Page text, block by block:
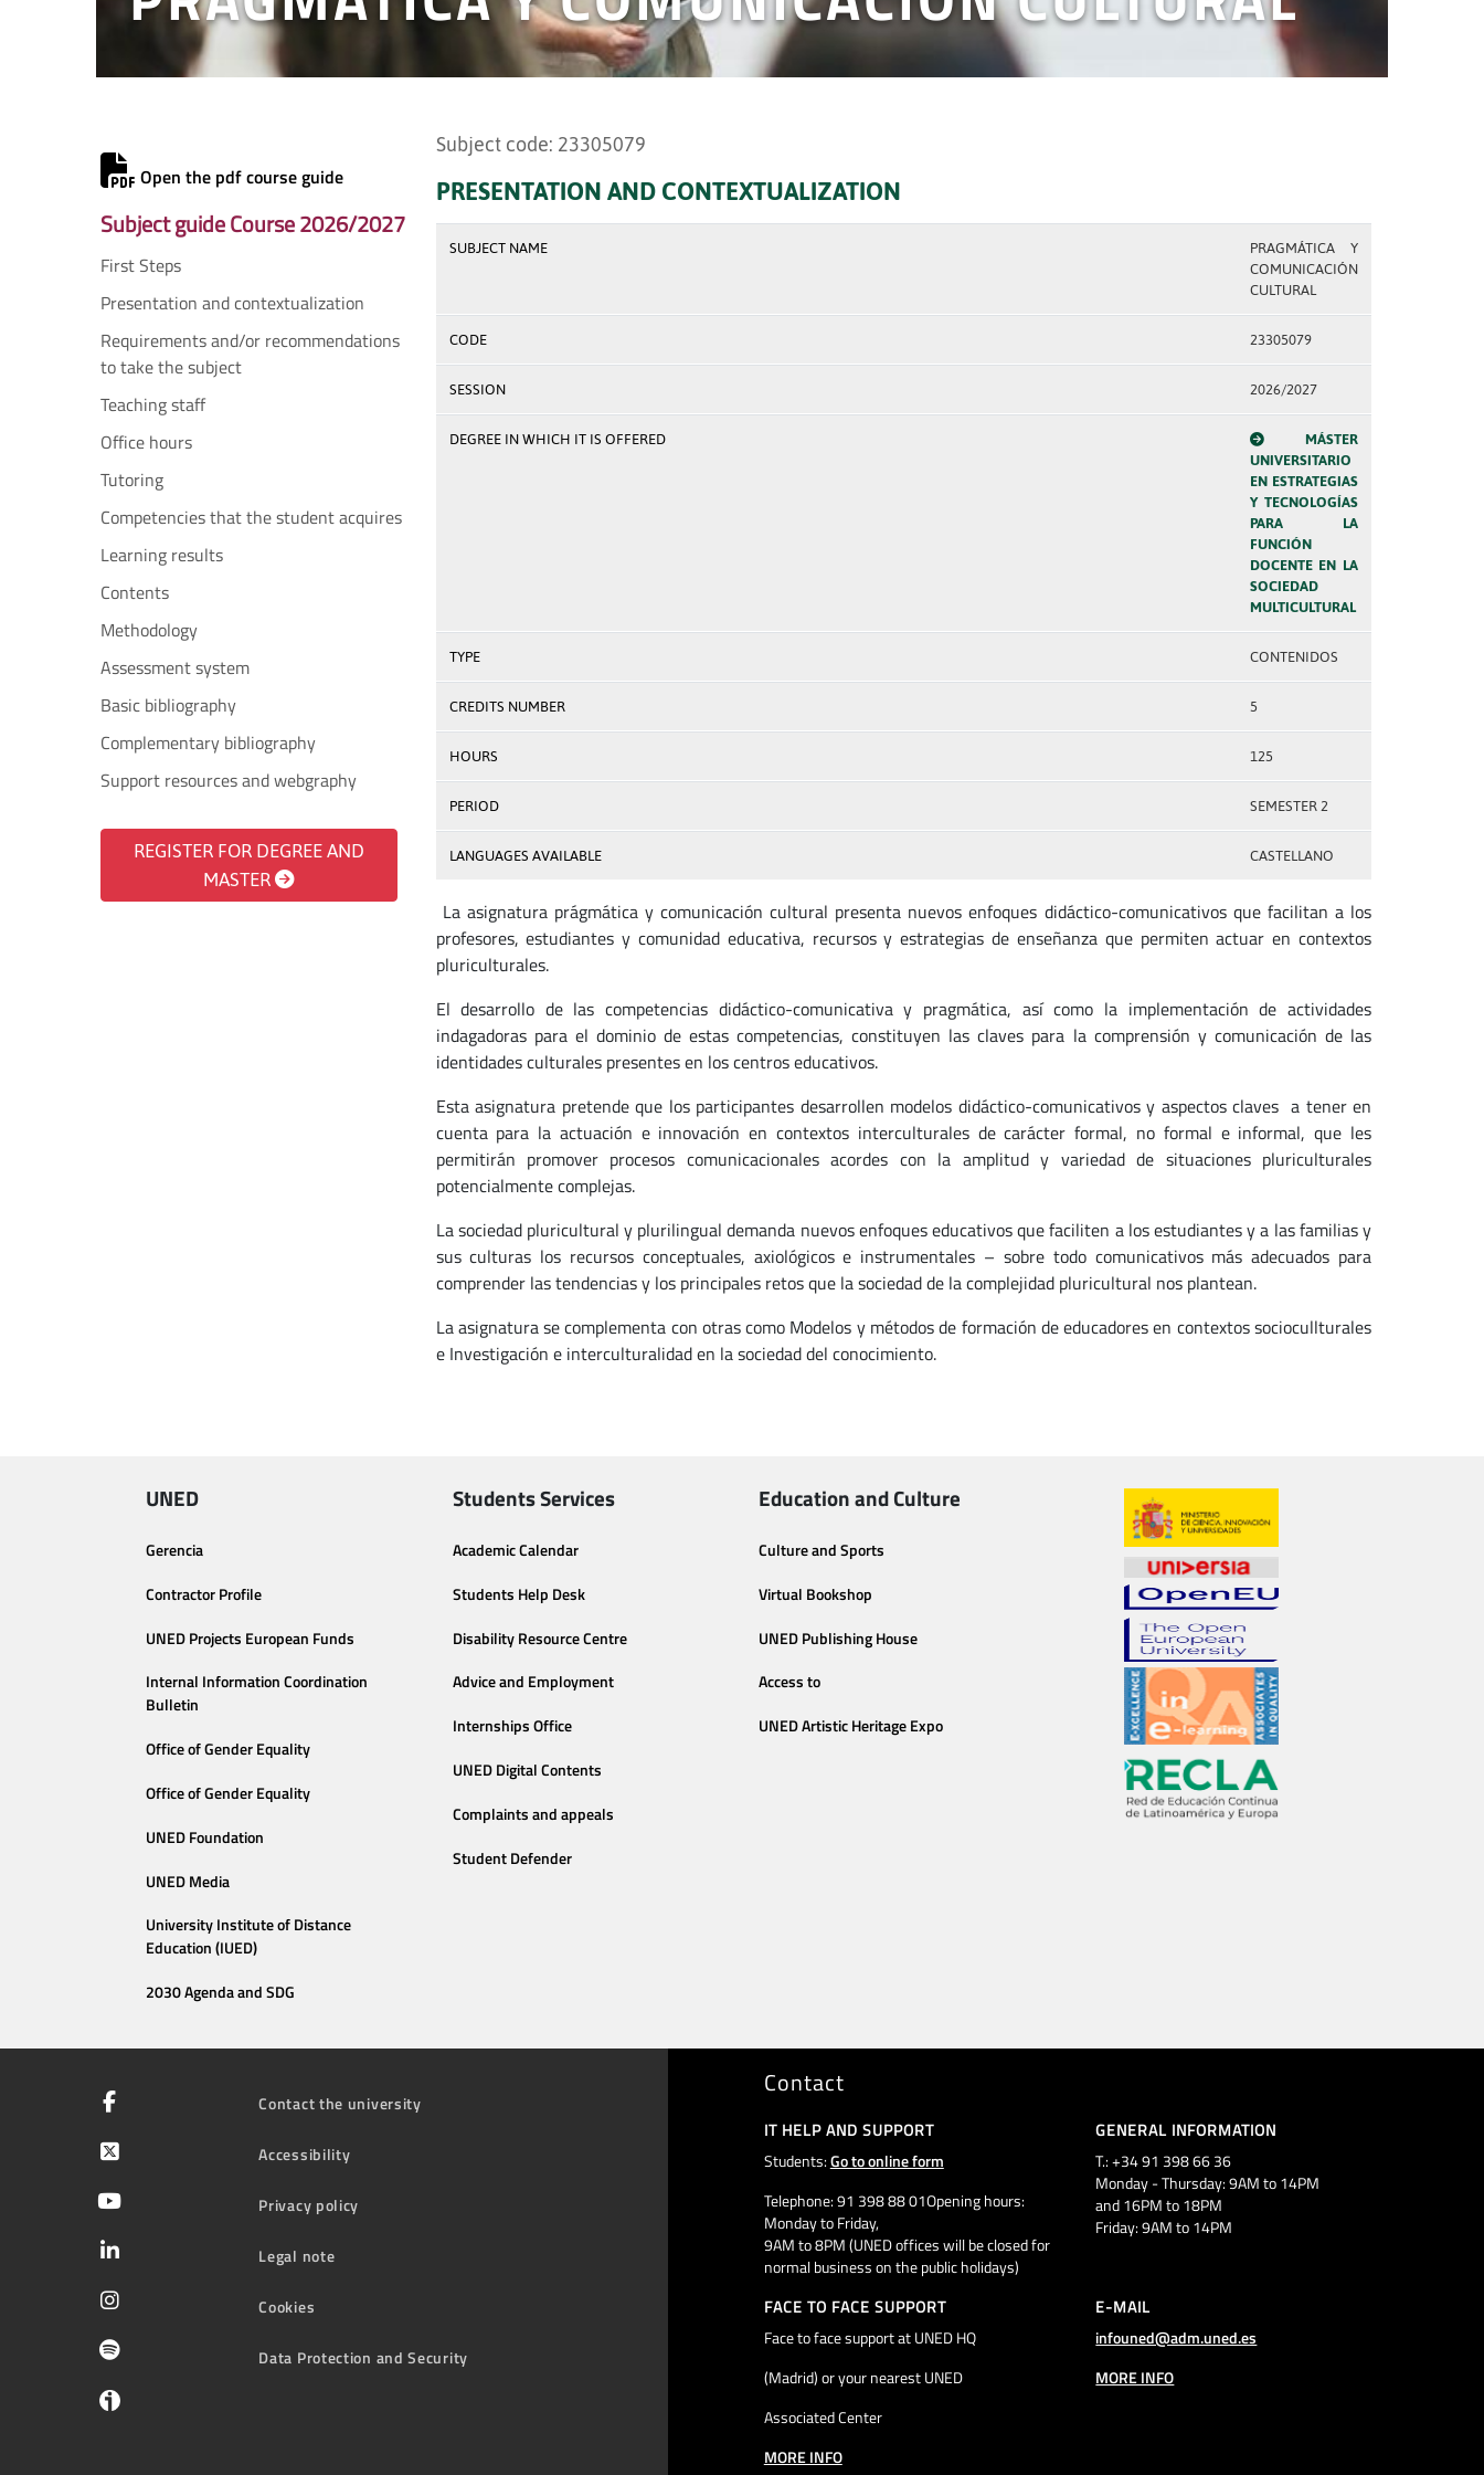
Open the pdf course guide
Subject guide Course 2026/2027
First Steps
Presentation and contextualization
Requirements and/or recommendations
to take the subject
Teaching staff
Office hours
Tutoring
Competencies that the student acquires
Learning results
Contents
Methodology
Assessment system
Basic bibliography
Complementary bibliography
Support resources and webgraphy
REGISTER FOR DEGREE AND
MASTER
Subject code: 23305079
PRESENTATION AND CONTEXTUALIZATION
SUBJECT NAME
PRAGMÁTICA Y
COMUNICACIÓN
CULTURAL
CODE 23305079
SESSION 2026/2027
DEGREE IN WHICH IT IS OFFERED
MÁSTER
UNIVERSITARIO
EN ESTRATEGIAS
Y TECNOLOGÍAS
PARA LA
FUNCIÓN
DOCENTE EN LA
SOCIEDAD
MULTICULTURAL
TYPE CONTENIDOS
CREDITS NUMBER 5
HOURS 125
PERIOD SEMESTER 2
LANGUAGES AVAILABLE CASTELLANO
La asignatura prágmática y comunicación cultural presenta nuevos enfoques didáctico-comunicativos que facilitan a los
profesores, estudiantes y comunidad educativa, recursos y estrategias de enseñanza que permiten actuar en contextos
pluriculturales.
El desarrollo de las competencias didáctico-comunicativa y pragmática, así como la implementación de actividades
indagadoras para el dominio de estas competencias, constituyen las claves para la comprensión y comunicación de las
identidades culturales presentes en los centros educativos.
Esta asignatura pretende que los participantes desarrollen modelos didáctico-comunicativos y aspectos claves a tener en
cuenta para la actuación e innovación en contextos interculturales de carácter formal, no formal e informal, que les
permitirán promover procesos comunicacionales acordes con la amplitud y variedad de situaciones pluriculturales
potencialmente complejas.
La sociedad pluricultural y plurilingual demanda nuevos enfoques educativos que faciliten a los estudiantes y a las familias y
sus culturas los recursos conceptuales, axiológicos e instrumentales – sobre todo comunicativos más adecuados para
comprender las tendencias y los principales retos que la sociedad de la complejidad pluricultural nos plantean.
La asignatura se complementa con otras como Modelos y métodos de formación de educadores en contextos sociocullturales
e Investigación e interculturalidad en la sociedad del conocimiento.
UNED
Gerencia
Contractor Profile
UNED Projects European Funds
Internal Information Coordination
Bulletin
Office of Gender Equality
Office of Gender Equality
UNED Foundation
UNED Media
University Institute of Distance
Education (IUED)
2030 Agenda and SDG
Students Services
Academic Calendar
Students Help Desk
Disability Resource Centre
Advice and Employment
Internships Office
UNED Digital Contents
Complaints and appeals
Student Defender
Education and Culture
Culture and Sports
Virtual Bookshop
UNED Publishing House
Access to
UNED Artistic Heritage Expo
Contact the university
Accessibility
Privacy policy
Legal note
Cookies
Data Protection and Security
Contact
IT HELP AND SUPPORT
Students:Go to online form
Telephone: 91 398 88 01Opening hours:
Monday to Friday,
9AM to 8PM (UNED offices will be closed for
normal business on the public holidays)
GENERAL INFORMATION
T.: +34 91 398 66 36
Monday - Thursday: 9AM to 14PM
and 16PM to 18PM
Friday: 9AM to 14PM
FACE TO FACE SUPPORT
Face to face support at UNED HQ
(Madrid) or your nearest UNED
Associated Center
MORE INFO
E-MAIL
infouned@adm.uned.es
MORE INFO